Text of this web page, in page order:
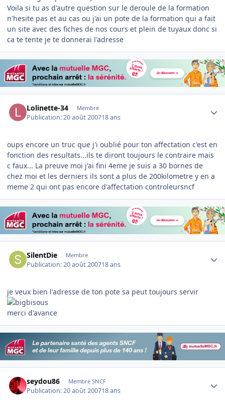
Voila si tu as d'autre question sur le deroule de la formation
n'hesite pas et au cas ou j'ai un pote de la formation qui a fait
un site avec des fiches de nos cours et plein de tuyaux donc si
ca te tente je te donnerai l'adresse
Lolinette-34 Membre
Publication:20 août 200718 ans
oups encore un truc que j'i oublié pour ton affectation c'est en
fonction des resultats...ils te diront toujours le contraire mais
c faux... La preuve moi j'ai fini 4eme je suis a 30 bornes de
chez moi et les derniers ils sont a plus de 200kilometre y en a
meme 2 qui ont pas encore d'affectation controleursncf
SilentDie Membre
Publication:20 août 200718 ans
je veux bien l'adresse de ton pote sa peut toujours servir
merci d'avance
seydou86 Membre SNCF
Publication:20 août 200718 ans